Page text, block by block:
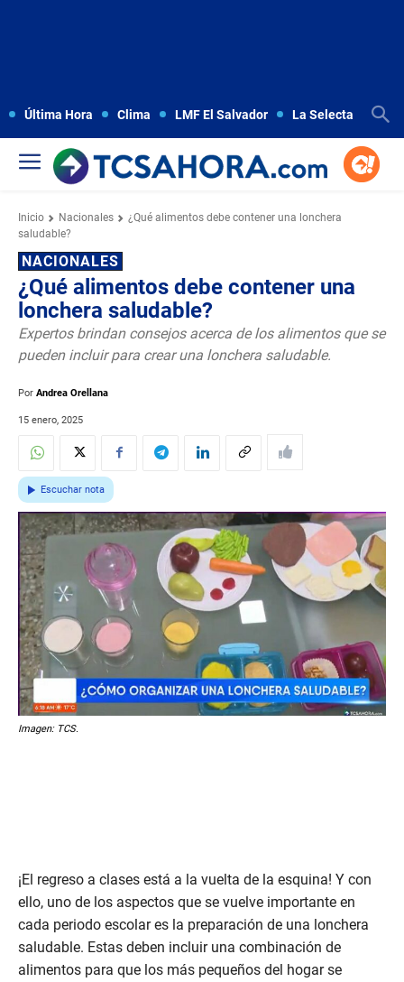
Última Hora Clima LMF El Salvador La Selecta
Inicio Nacionales
¿Qué alimentos debe contener una lonchera
saludable?
NACIONALES
¿Qué alimentos debe contener una
lonchera saludable?
Expertos brindan consejos acerca de los alimentos que se
pueden incluir para crear una lonchera saludable.
Por Andrea Orellana
15 enero, 2025
Escuchar nota
Imagen: TCS.
¡El regreso a clases está a la vuelta de la esquina! Y con
ello, uno de los aspectos que se vuelve importante en
cada periodo escolar es la preparación de una lonchera
saludable. Estas deben incluir una combinación de
alimentos para que los más pequeños del hogar se